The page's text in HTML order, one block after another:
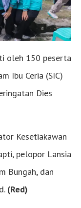
oleh 150 peserta
Ibu Ceria (SIC)
Dies
Kesetiakawan
pelopor Lansia
Bungah, dan
(Red)